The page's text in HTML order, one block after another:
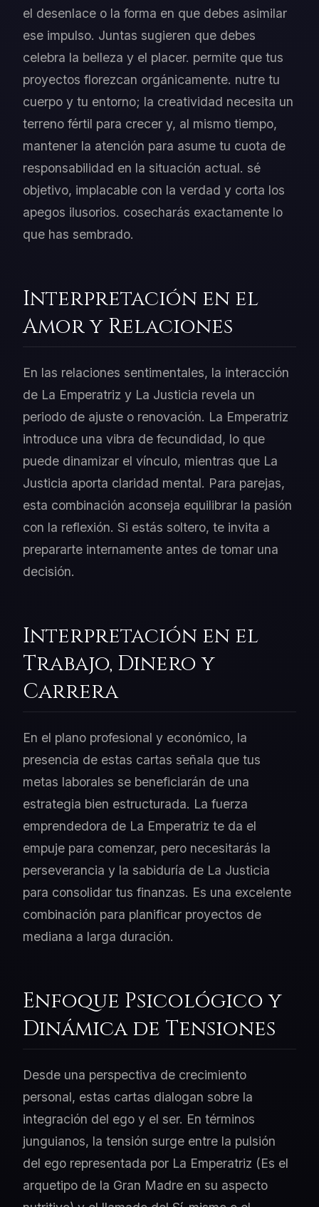
el desenlace o la forma en que debes asimilar
ese impulso. Juntas sugieren que debes
celebra la belleza y el placer. permite que tus
proyectos florezcan orgánicamente. nutre tu
cuerpo y tu entorno; la creatividad necesita un
terreno fértil para crecer y, al mismo tiempo,
mantener la atención para asume tu cuota de
responsabilidad en la situación actual. sé
objetivo, implacable con la verdad y corta los
apegos ilusorios. cosecharás exactamente lo
que has sembrado.
Interpretación en el
Amor y Relaciones
En las relaciones sentimentales, la interacción
de La Emperatriz y La Justicia revela un
periodo de ajuste o renovación. La Emperatriz
introduce una vibra de fecundidad, lo que
puede dinamizar el vínculo, mientras que La
Justicia aporta claridad mental. Para parejas,
esta combinación aconseja equilibrar la pasión
con la reflexión. Si estás soltero, te invita a
prepararte internamente antes de tomar una
decisión.
Interpretación en el
Trabajo, Dinero y
Carrera
En el plano profesional y económico, la
presencia de estas cartas señala que tus
metas laborales se beneficiarán de una
estrategia bien estructurada. La fuerza
emprendedora de La Emperatriz te da el
empuje para comenzar, pero necesitarás la
perseverancia y la sabiduría de La Justicia
para consolidar tus finanzas. Es una excelente
combinación para planificar proyectos de
mediana a larga duración.
Enfoque Psicológico y
Dinámica de Tensiones
Desde una perspectiva de crecimiento
personal, estas cartas dialogan sobre la
integración del ego y el ser. En términos
junguianos, la tensión surge entre la pulsión
del ego representada por La Emperatriz (Es el
arquetipo de la Gran Madre en su aspecto